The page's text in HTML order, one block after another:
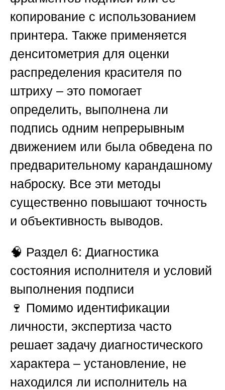
копирование с использованием
принтера. Также применяется
денситометрия для оценки
распределения красителя по
штриху – это помогает
определить, выполнена ли
подпись одним непрерывным
движением или была обведена по
предварительному карандашному
наброску. Все эти методы
существенно повышают точность
и объективность выводов.
🧠 Раздел 6: Диагностика
состояния исполнителя и условий
выполнения подписи
🍷 Помимо идентификации
личности, экспертиза часто
решает задачу диагностического
характера – установление, не
находился ли исполнитель на